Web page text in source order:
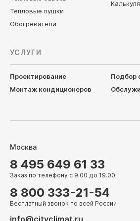
Тепловые пушки
Обогреватели
УСЛУГИ
Проектирование
Подбор
Монтаж кондиционеров
Москва
8 495 649 61 33
Заказ по телефону с 9.00 до 19.00
8 800 333-21-54
Бесплатный звонок по всей России
info@cityclimat.ru